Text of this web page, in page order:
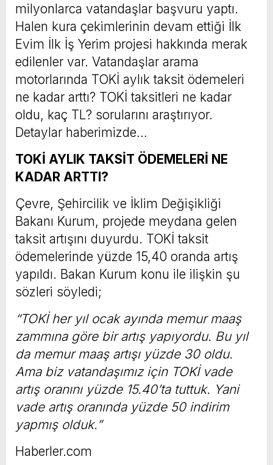
milyonlarca vatandaşlar başvuru yaptı.
Halen kura çekimlerinin devam ettiği İlk
Evim İlk İş Yerim projesi hakkında merak
edilenler var. Vatandaşlar arama
motorlarında TOKİ aylık taksit ödemeleri
ne kadar arttı? TOKİ taksitleri ne kadar
oldu, kaç TL? sorularını araştırıyor.
Detaylar haberimizde…
TOKİ AYLIK TAKSİT ÖDEMELERİ NE
KADAR ARTTI?
Çevre, Şehircilik ve İklim Değişikliği
Bakanı Kurum, projede meydana gelen
taksit artışını duyurdu. TOKİ taksit
ödemelerinde yüzde 15,40 oranda artış
yapıldı. Bakan Kurum konu ile ilişkin şu
sözleri söyledi;
“TOKİ her yıl ocak ayında memur maaş
zammına göre bir artış yapıyordu. Bu yıl
da memur maaş artışı yüzde 30 oldu.
Ama biz vatandaşımız için TOKİ vade
artış oranını yüzde 15.40’ta tuttuk. Yani
vade artış oranında yüzde 50 indirim
yapmış olduk.”
Haberler.com